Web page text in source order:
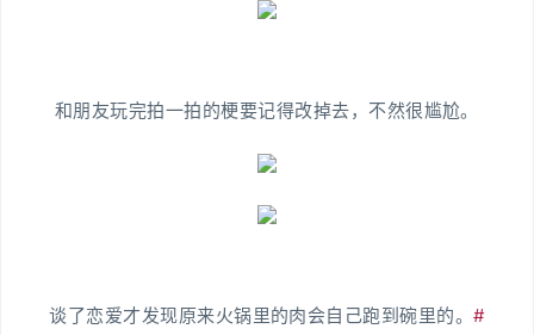
和朋友玩完拍一拍的梗要记得改掉去，不然很尴尬。
谈了恋爱才发现原来火锅里的肉会自己跑到碗里的。#